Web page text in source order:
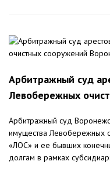
Арбитражный суд
Левобережных
Арбитражный суд
имущества Левобережных
«ЛОС» и ее бывших
долгам в рамках